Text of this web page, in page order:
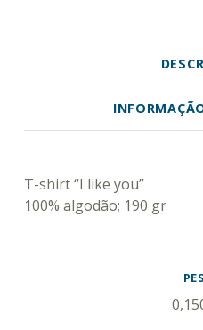
T-shirt “I like you”
100% algodão; 190 gr